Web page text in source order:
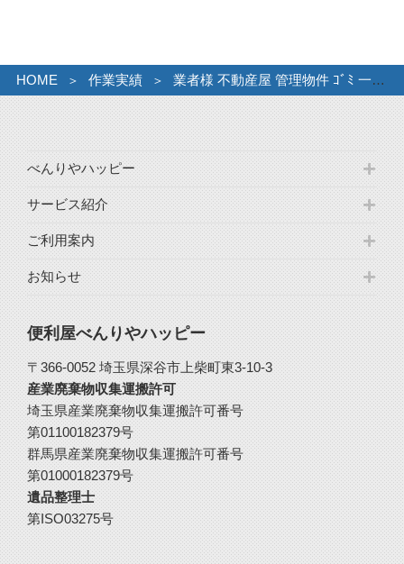
HOME 作業実績 業者様 不動産屋 管理物件 ｺﾞﾐ 一軒家
べんりやハッピー
サービス紹介
ご利用案内
お知らせ
便利屋べんりやハッピー
〒366-0052 埼玉県深谷市上柴町東3-10-3
産業廃棄物収集運搬許可
埼玉県産業廃棄物収集運搬許可番号
第01100182379号
群馬県産業廃棄物収集運搬許可番号
第01000182379号
遺品整理士
第ISO03275号